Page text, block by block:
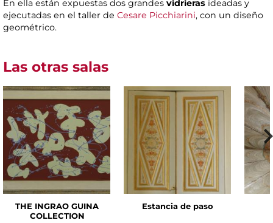
En ella están expuestas dos grandes vidrieras ideadas y
ejecutadas en el taller de Cesare Picchiarini, con un diseño
geométrico.
Las otras salas
THE INGRAO GUINA
COLLECTION
Estancia de paso